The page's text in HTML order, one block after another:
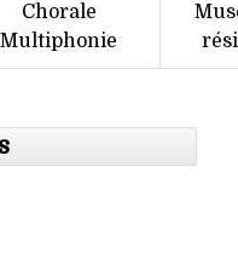
Chorale
Multiphonie